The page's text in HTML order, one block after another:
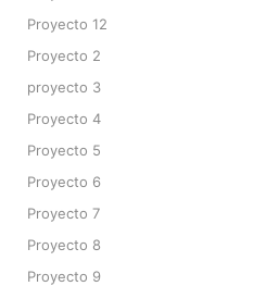
Proyecto 12
Proyecto 2
proyecto 3
Proyecto 4
Proyecto 5
Proyecto 6
Proyecto 7
Proyecto 8
Proyecto 9